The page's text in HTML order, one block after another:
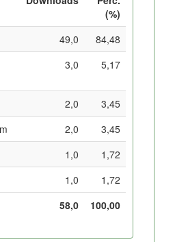
(%)
49,0
84,48
3,0 5,17
2,0
3,45
2,0
3,45
1,0
1,72
1,0
1,72
58,0
100,00